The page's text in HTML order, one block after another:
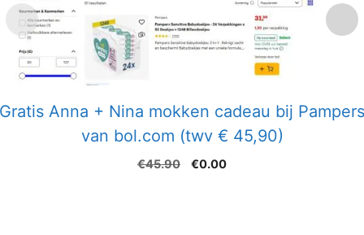
Gratis Anna + Nina mokken cadeau bij Pampers
van bol.com (twv € 45,90)
€45.90
Oorspronkelijke
€0.00Huidige